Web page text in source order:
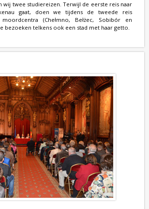
wij twee studiereizen. Terwijl de eerste reis naar
gaat, doen we tijdens de tweede reis
(Chełmno, Bełżec, Sobibór en
bezoeken telkens ook een stad met haar getto.